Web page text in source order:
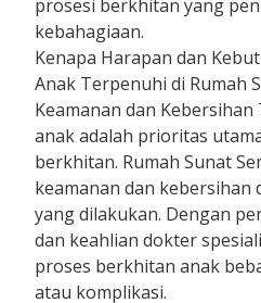
prosesi berkhitan yang
kebahagiaan.
Kenapa Harapan dan
Anak Terpenuhi di Rumah
Keamanan dan
anak adalah prioritas
berkhitan. Rumah Sunat
keamanan dan kebersihan
yang dilakukan. Dengan
dan keahlian dokter
proses berkhitan anak
atau komplikasi.